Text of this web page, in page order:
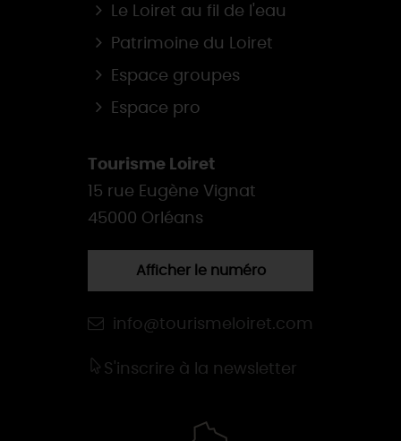
Le Loiret au fil de l'eau
Patrimoine du Loiret
Espace groupes
Espace pro
Tourisme Loiret
15 rue Eugène Vignat
45000 Orléans
Afficher le numéro
info@tourismeloiret.com
S'inscrire à la newsletter